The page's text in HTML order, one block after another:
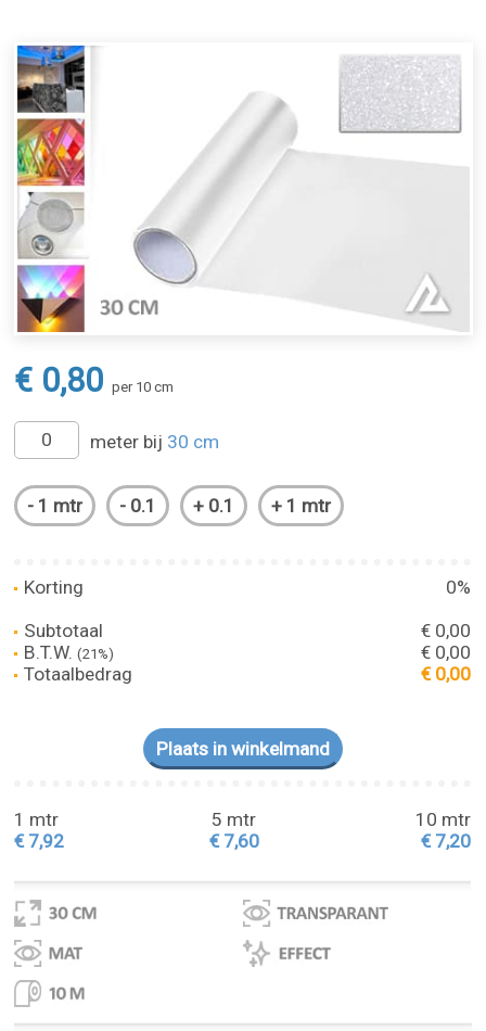
€ 0,80 per 10 cm
meter bij 30 cm
Korting
0%
Subtotaal
€ 0,00
B.T.W.(21%)
€ 0,00
Totaalbedrag
€ 0,00
1 mtr
€ 7,92
5 mtr
€ 7,60
10 mtr
€ 7,20